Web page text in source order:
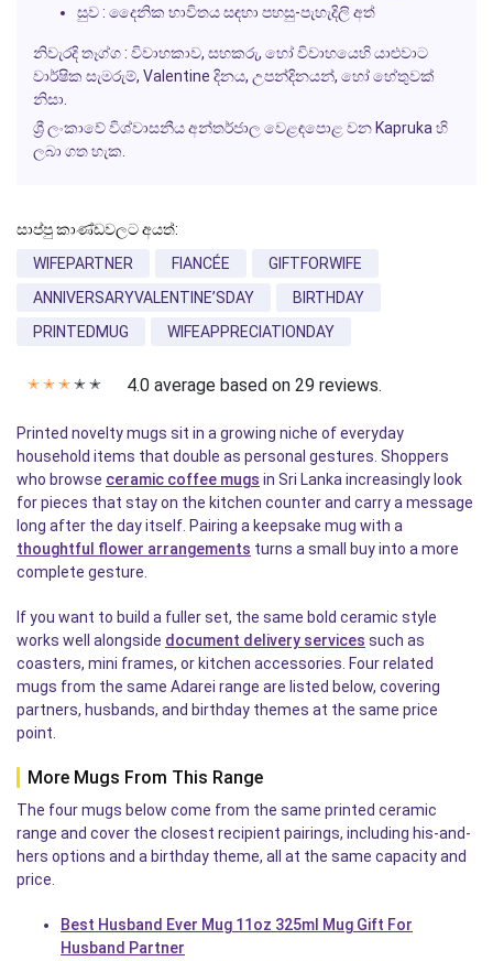
සුව : දෛනික භාවිතය සඳහා පහසු-පැහැදිලි අත්
නිවැරදි තෑග්ග : විවාහකාව, සහකරු, හෝ විවාහයෙහි යාළුවාට
වාර්ෂික සැමරුම්, Valentine දිනය, උපන්දිනයන්, හෝ හේතුවක්
නිසා.
ශ්‍රී ලංකාවේ විශ්වාසනීය අන්තර්ජාල වෙළඳපොළ වන Kapruka හි
ලබා ගත හැක.
සාප්පු කාණ්ඩවලට අයත්:
WIFEPARTNER
FIANCÉE
GIFTFORWIFE
ANNIVERSARYVALENTINE’SDAY
BIRTHDAY
PRINTEDMUG
WIFEAPPRECIATIONDAY
✭ ✭ ✭ ✭ ✭ 4.0 average based on 29 reviews.
Printed novelty mugs sit in a growing niche of everyday
household items that double as personal gestures. Shoppers
who browse ceramic coffee mugs in Sri Lanka increasingly look
for pieces that stay on the kitchen counter and carry a message
long after the day itself. Pairing a keepsake mug with a
thoughtful flower arrangements turns a small buy into a more
complete gesture.
If you want to build a fuller set, the same bold ceramic style
works well alongside document delivery services such as
coasters, mini frames, or kitchen accessories. Four related
mugs from the same Adarei range are listed below, covering
partners, husbands, and birthday themes at the same price
point.
More Mugs From This Range
The four mugs below come from the same printed ceramic
range and cover the closest recipient pairings, including his-and-
hers options and a birthday theme, all at the same capacity and
price.
Best Husband Ever Mug 11oz 325ml Mug Gift For
Husband Partner